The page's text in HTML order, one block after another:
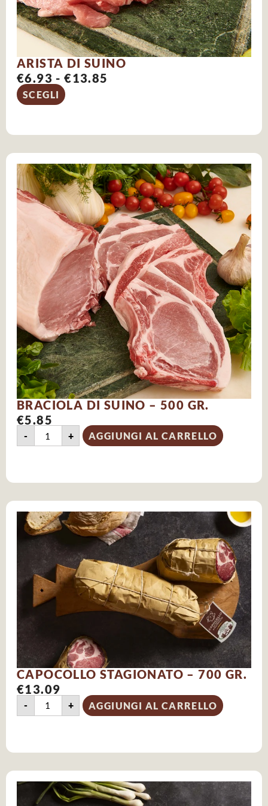
ARISTA DI SUINO
€6.93 - €13.85
SCEGLI
BRACIOLA DI SUINO – 500 GR.
€5.85
- + AGGIUNGI AL CARRELLO
CAPOCOLLO STAGIONATO – 700 GR.
€13.09
- + AGGIUNGI AL CARRELLO